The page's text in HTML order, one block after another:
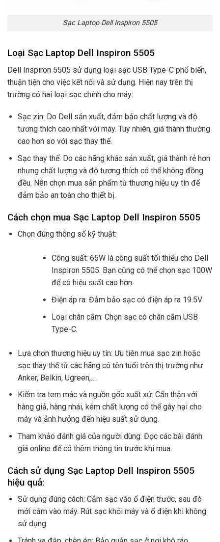
Sạc Laptop Dell Inspiron 5505
Loại Sạc Laptop Dell Inspiron 5505
Dell Inspiron 5505 sử dụng loại sạc USB Type-C phổ biến,
thuận tiện cho việc kết nối và sử dụng. Hiện nay trên thị
trường có hai loại sạc chính cho máy:
Sạc zin: Do Dell sản xuất, đảm bảo chất lượng và độ
tương thích cao nhất với máy. Tuy nhiên, giá thành thường
cao hơn so với sạc thay thế.
Sạc thay thế: Do các hãng khác sản xuất, giá thành rẻ hơn
nhưng chất lượng và độ tương thích có thể không đồng
đều. Nên chọn mua sản phẩm từ thương hiệu uy tín để
đảm bảo an toàn cho thiết bị.
Cách chọn mua Sạc Laptop Dell Inspiron 5505
Chọn đúng thông số kỹ thuật:
Công suất: 65W là công suất tối thiểu cho Dell
Inspiron 5505. Bạn cũng có thể chọn sạc 100W
để có hiệu suất cao hơn.
Điện áp ra: Đảm bảo sạc có điện áp ra 19.5V.
Loại chân cắm: Chọn sạc có chân cắm USB
Type-C.
Lựa chọn thương hiệu uy tín: Ưu tiên mua sạc zin hoặc
sạc thay thế từ các hãng có tên tuổi trên thị trường như
Anker, Belkin, Ugreen,…
Kiểm tra tem mác và nguồn gốc xuất xứ: Cẩn thận với
hàng giả, hàng nhái, kém chất lượng có thể gây hại cho
máy và ảnh hưởng đến hiệu suất sử dụng.
Tham khảo đánh giá của người dùng: Đọc các bài đánh
giá online để có thêm thông tin trước khi mua.
Cách sử dụng Sạc Laptop Dell Inspiron 5505
hiệu quả:
Sử dụng đúng cách: Cắm sạc vào ổ điện trước, sau đó
mới cắm vào máy. Rút sạc khỏi máy và ổ điện khi không
sử dụng.